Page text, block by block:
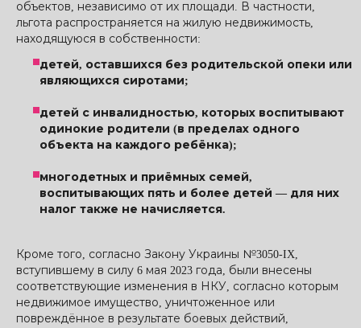
объектов, независимо от их площади. В частности,
льгота распространяется на жилую недвижимость,
находящуюся в собственности:
детей, оставшихся без родительской опеки или
являющихся сиротами;
детей с инвалидностью, которых воспитывают
одинокие родители (в пределах одного
объекта на каждого ребёнка);
многодетных и приёмных семей,
воспитывающих пять и более детей — для них
налог также не начисляется.
Кроме того, согласно Закону Украины №3050-IX,
вступившему в силу 6 мая 2023 года, были внесены
соответствующие изменения в НКУ, согласно которым
недвижимое имущество, уничтоженное или
повреждённое в результате боевых действий,